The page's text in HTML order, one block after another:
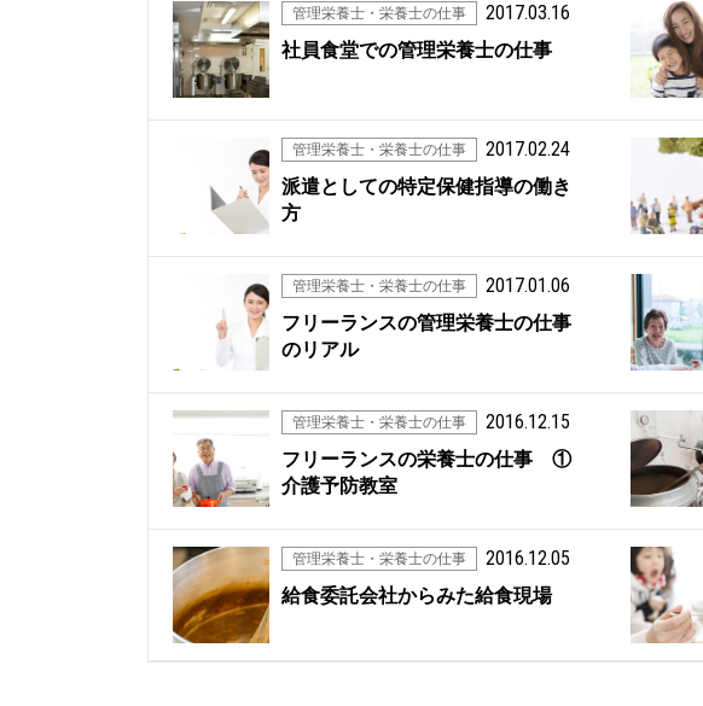
管理栄養士・栄養士の仕事 2017.03.16
社員食堂での管理栄養士の仕事
管理栄養士・栄養士の仕事 2017.02.24
派遣としての特定保健指導の働き
方
管理栄養士・栄養士の仕事 2017.01.06
フリーランスの管理栄養士の仕事
のリアル
管理栄養士・栄養士の仕事 2016.12.15
フリーランスの栄養士の仕事 ①
介護予防教室
管理栄養士・栄養士の仕事 2016.12.05
給食委託会社からみた給食現場